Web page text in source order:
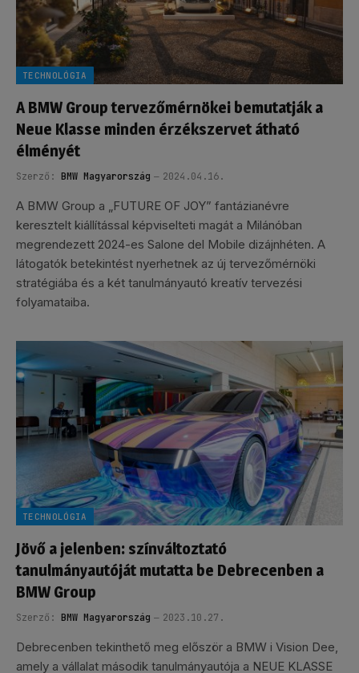
TECHNOLÓGIA
A BMW Group tervezőmérnökei bemutatják a
Neue Klasse minden érzékszervet átható
élményét
Szerző: BMW Magyarország 2024.04.16.
A BMW Group a „FUTURE OF JOY” fantázianévre
keresztelt kiállítással képviselteti magát a Milánóban
megrendezett 2024-es Salone del Mobile dizájnhéten. A
látogatók betekintést nyerhetnek az új tervezőmérnöki
stratégiába és a két tanulmányautó kreatív tervezési
folyamataiba.
TECHNOLÓGIA
Jövő a jelenben: színváltoztató
tanulmányautóját mutatta be Debrecenben a
BMW Group
Szerző: BMW Magyarország 2023.10.27.
Debrecenben tekinthető meg először a BMW i Vision Dee,
amely a vállalat második tanulmányautója a NEUE KLASSE